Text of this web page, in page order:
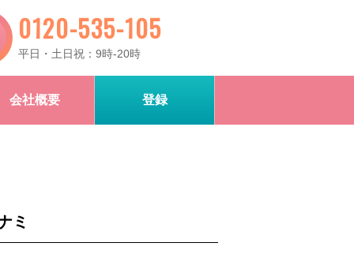
0120-535-105
平日・土日祝：9時-20時
会社概要 登録
ミ